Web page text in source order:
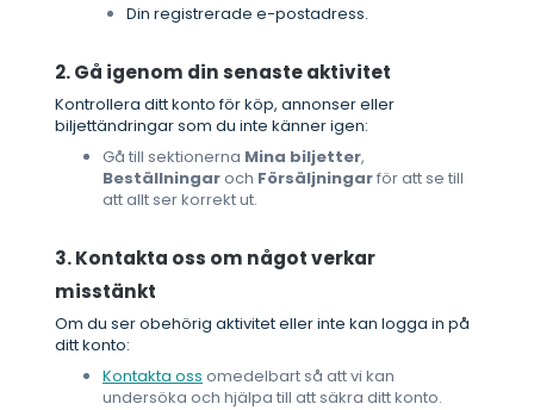
Din registrerade e-postadress.
2. Gå igenom din senaste aktivitet
Kontrollera ditt konto för köp, annonser eller
biljettändringar som du inte känner igen:
Gå till sektionerna Mina biljetter,
Beställningaroch Försäljningarför att se till
att allt ser korrekt ut.
3. Kontakta oss om något verkar
misstänkt
Om du ser obehörig aktivitet eller inte kan logga in på
ditt konto:
Kontakta oss omedelbart så att vi kan
undersöka och hjälpa till att säkra ditt konto.